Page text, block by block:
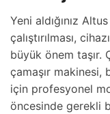
Yeni aldığınız
çalıştırılması,
büyük önem taşır.
çamaşır makinesi,
için profesyonel
öncesinde gerekli